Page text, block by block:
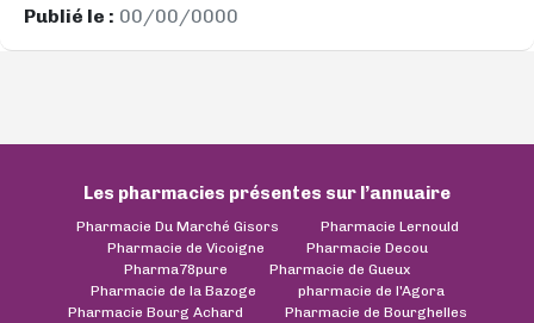
Publié le : 00/00/0000
Les pharmacies présentes sur l’annuaire
Pharmacie Du Marché Gisors
Pharmacie Lernould
Pharmacie de Vicoigne
Pharmacie Decou
Pharma78pure
Pharmacie de Gueux
Pharmacie de la Bazoge
pharmacie de l'Agora
Pharmacie Bourg Achard
Pharmacie de Bourghelles